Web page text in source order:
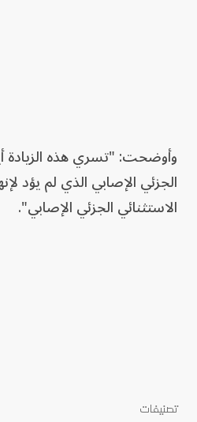
وأوضحت: "تسري هذه
الجزئي الإصابي الذي لم يؤد
الاستثنائي الجزئي الإصابي".
تصنيفات